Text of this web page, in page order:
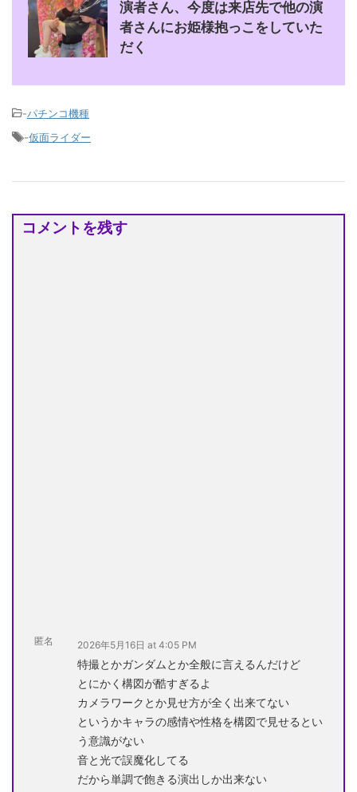
演者さん、今度は来店先で他の演
者さんにお姫様抱っこをしていた
だく
-パチンコ機種
-仮面ライダー
コメントを残す
匿名 2026年5月16日 at 4:05 PM
特撮とかガンダムとか全般に言えるんだけど
とにかく構図が酷すぎるよ
カメラワークとか見せ方が全く出来てない
というかキャラの感情や性格を構図で見せるとい
う意識がない
音と光で誤魔化してる
だから単調で飽きる演出しか出来ない